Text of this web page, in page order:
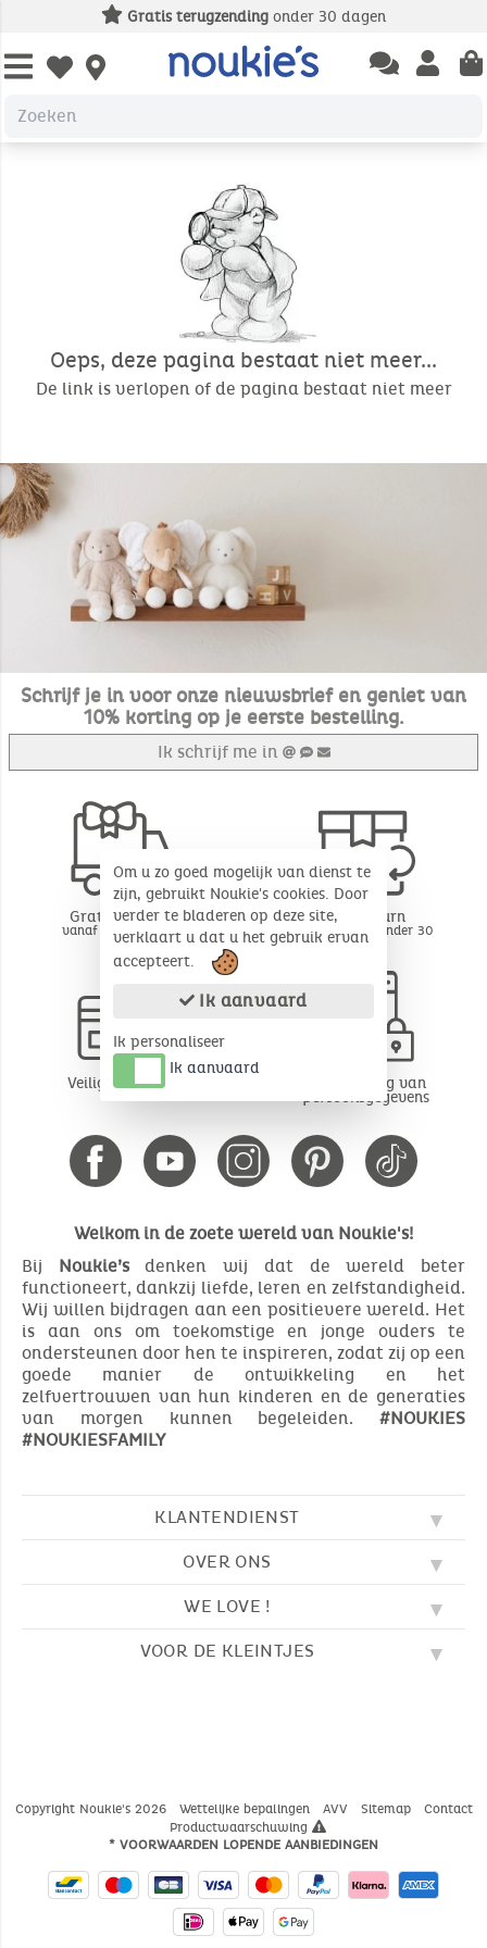
Gratis terugzending onder 30 dagen
Open wishlist Open
Open
Oeps, deze pagina bestaat niet meer...
De link is verlopen of de pagina bestaat niet meer
Schrijf je in voor onze nieuwsbrief en geniet van
10% korting op je eerste bestelling.
Ik schrijf me in
Gratis levering
vanaf 49€ aankoop
Free return
BE - FR - LU onder 30
dagen*
Veilige betaling Bescherming van
persoonsgegevens
Welkom in de zoete wereld van Noukie's!
Bij Noukie’sdenken wij dat de wereld beter
functioneert, dankzij liefde, leren en zelfstandigheid.
Wij willen bijdragen aan een positievere wereld. Het
is aan ons om toekomstige en jonge ouders te
ondersteunen door hen te inspireren, zodat zij op een
goede manier de ontwikkeling en het
zelfvertrouwen van hun kinderen en de generaties
van morgen kunnen begeleiden. #NOUKIES
#NOUKIESFAMILY
KLANTENDIENST
FAQ
CONTACTEER ONS
AVV
OVER ONS
ONZE WAARDEN
ONS VERHAAL
WE LOVE !
BORDUURWERK
VOOR DE KLEINTJES
Copyright Noukie's 2026 Wettelijke bepalingen AVV Sitemap
Contact
Productwaarschuwing
* VOORWAARDEN LOPENDE AANBIEDINGEN
Om u zo goed mogelijk van dienst te
zijn, gebruikt Noukie's cookies. Door
verder te bladeren op deze site,
verklaart u dat u het gebruik ervan
accepteert.
Ik aanvaard
Ik personaliseer
Ik aanvaard